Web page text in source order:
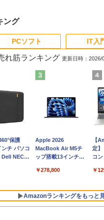
ング
れ筋ランキング 更新日時：2026/
保護
ンチ パソコ
Dell NEC
Lenovo
Apple 2026
MacBook Air M5チ
ップ搭載13インチノ
Apple Intelligence、
Retinaディスプレ
イ、16GBユニファイ
ドメモリ、1TB SSD
￥278,800
【
定
コ
￥
Amazonランキングをもっと
PCソフト IT入